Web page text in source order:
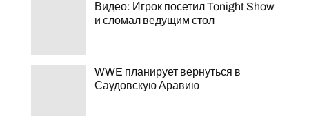
Видео: Игрок посетил Tonight Show
и сломал ведущим стол
WWE планирует вернуться в
Саудовскую Аравию